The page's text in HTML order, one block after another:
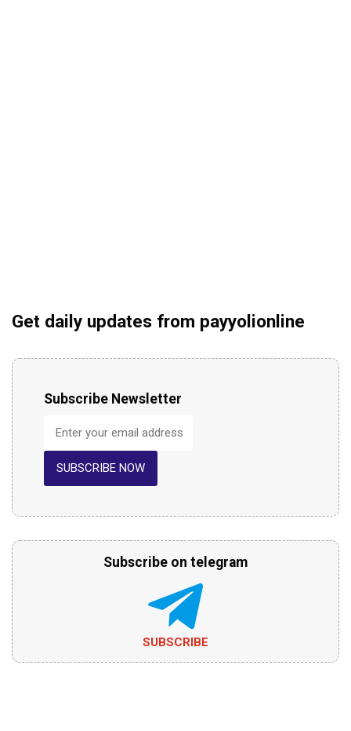
Get daily updates from payyolionline
Subscribe Newsletter
SUBSCRIBE NOW
Subscribe on telegram
SUBSCRIBE